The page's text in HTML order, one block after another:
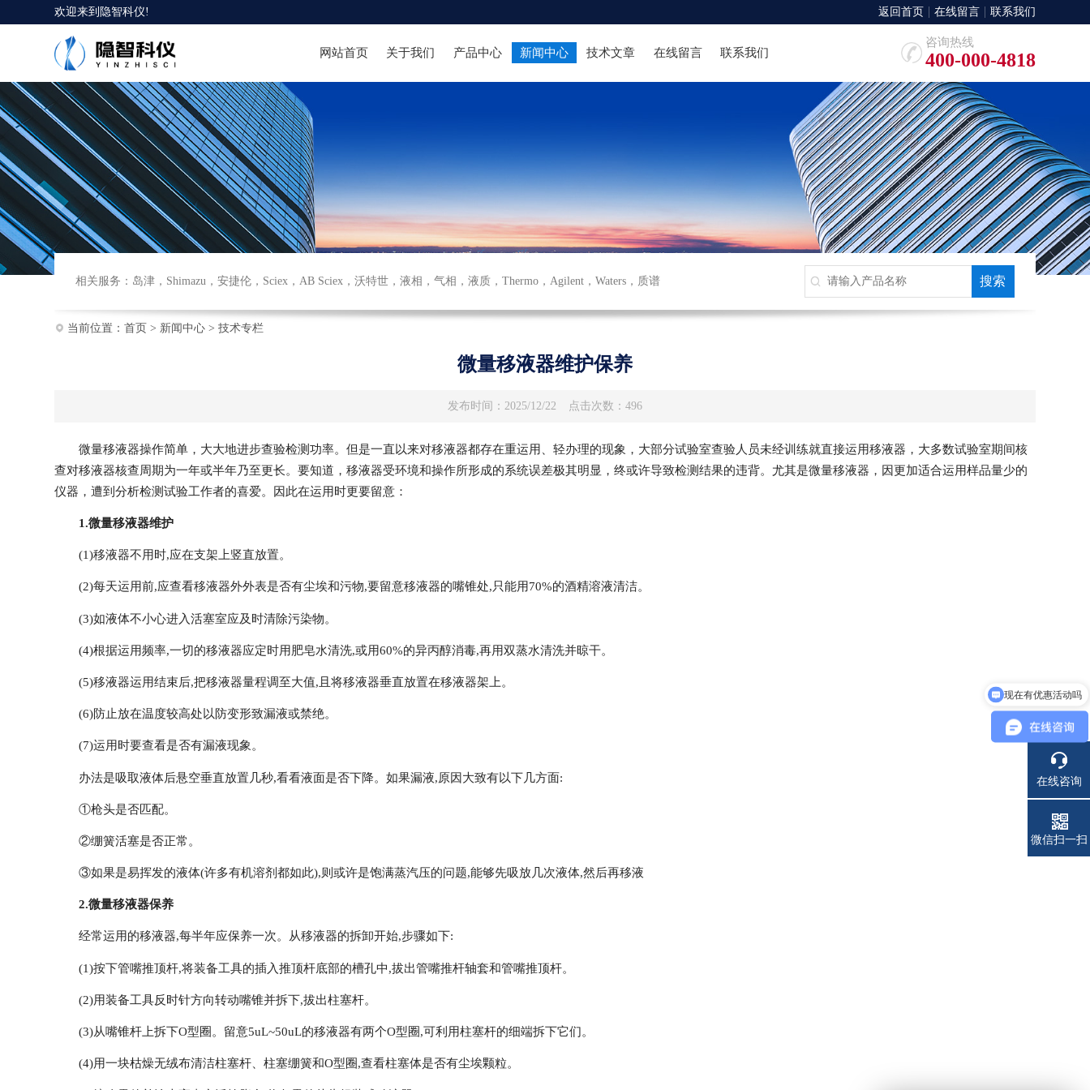
欢迎来到 隐智科仪! 返回首页 在线留言 联系我们
网站首页 关于我们 产品中心 新闻中心 技术文章 在线留言 联系我们
咨询热线
400-000-4818
相关服务： 岛津 ， Shimazu ，安捷伦 ， Sciex ，AB Sciex ，沃特世 ，液相 ，气相 ，液质 ，Thermo ，Agilent ，Waters ， 质谱
当前位置： 首页 > 新闻中心> 技术专栏
微量移液器维护保养
发布时间：2025/12/22 点击次数：496
微量移液器操作简单，大大地进步查验检测功率。但是一直以来对移液器都存在重运用、轻办理的现象，大部分试验室查验人员未经训练就直接运用移液器，大多数试验室期间核
查对移液器核查周期为一年或半年乃至更长。要知道，移液器受环境和操作所形成的系统误差极其明显，终或许导致检测结果的违背。尤其是微量移液器，因更加适合运用样品量少的
仪器，遭到分析检测试验工作者的喜爱。因此在运用时更要留意：
1.微量移液器维护
(1)移液器不用时,应在支架上竖直放置。
(2)每天运用前,应查看移液器外外表是否有尘埃和污物,要留意移液器的嘴锥处,只能用70%的酒精溶液清洁。
(3)如液体不小心进入活塞室应及时清除污染物。
(4)根据运用频率,一切的移液器应定时用肥皂水清洗,或用60%的异丙醇消毒,再用双蒸水清洗并晾干。
(5)移液器运用结束后,把移液器量程调至大值,且将移液器垂直放置在移液器架上。
(6)防止放在温度较高处以防变形致漏液或禁绝。
(7)运用时要查看是否有漏液现象。
办法是吸取液体后悬空垂直放置几秒,看看液面是否下降。如果漏液,原因大致有以下几方面:
①枪头是否匹配。
②绷簧活塞是否正常。
③如果是易挥发的液体(许多有机溶剂都如此),则或许是饱满蒸汽压的问题,能够先吸放几次液体,然后再移液
2.微量移液器保养
经常运用的移液器,每半年应保养一次。从移液器的拆卸开始,步骤如下:
(1)按下管嘴推顶杆,将装备工具的插入推顶杆底部的槽孔中,拔出管嘴推杆轴套和管嘴推顶杆。
(2)用装备工具反时针方向转动嘴锥并拆下,拔出柱塞杆。
(3)从嘴锥杆上拆下O型圈。留意5uL~50uL的移液器有两个O型圈,可利用柱塞杆的细端拆下它们。
(4)用一块枯燥无绒布清洁柱塞杆、柱塞绷簧和O型圈,查看柱塞体是否有尘埃颗粒。
在线咨询
电话
微信扫一扫
可以介绍下你们的产品么